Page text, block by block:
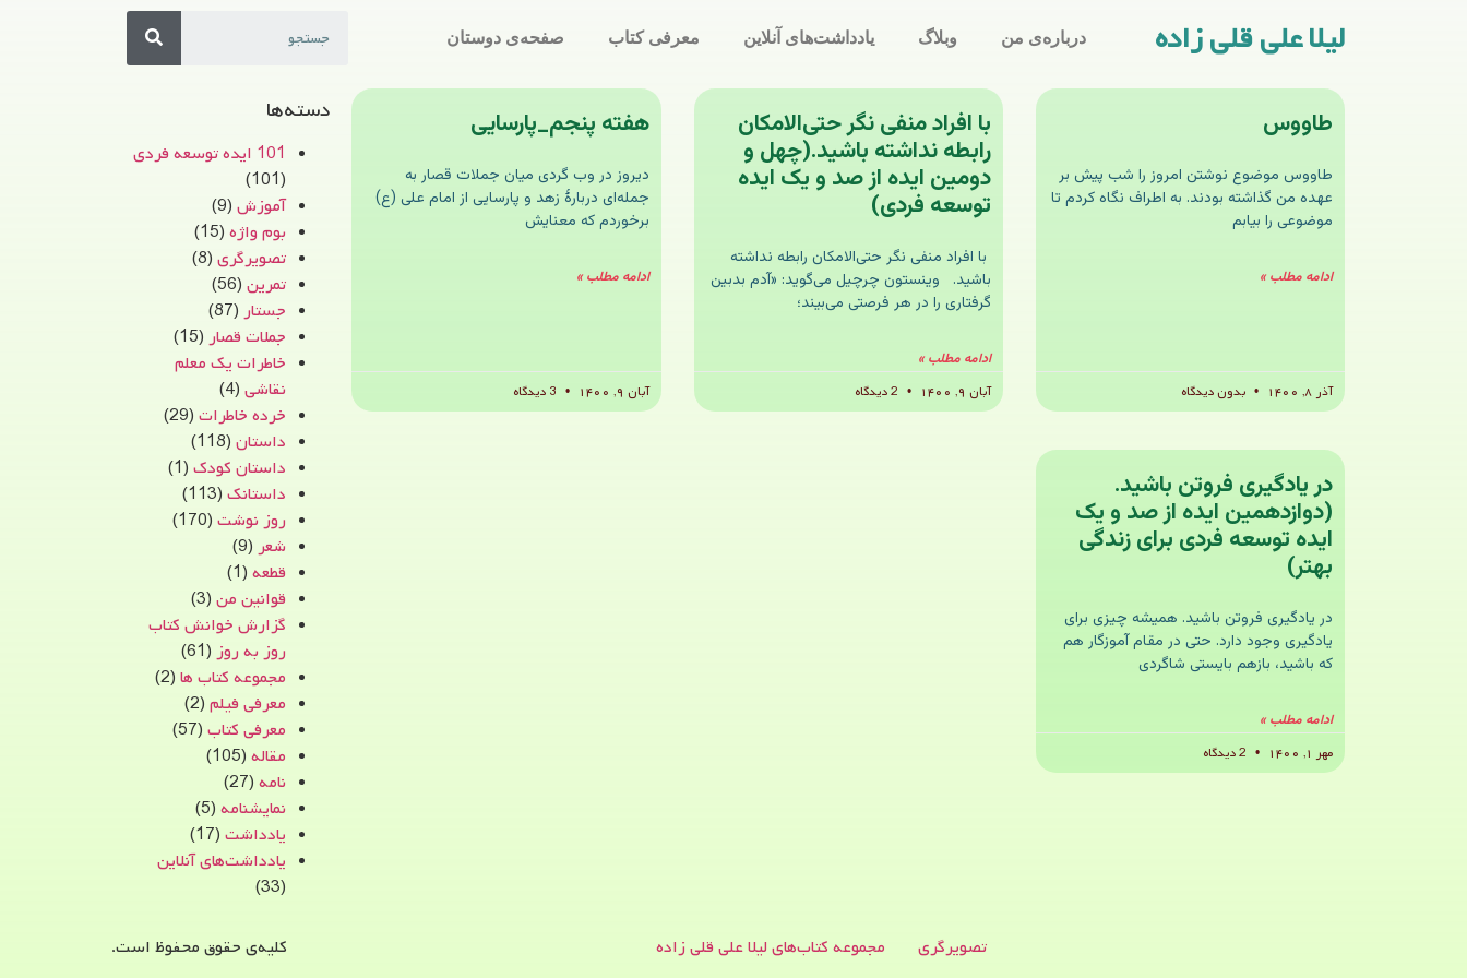
لیلا علی قلی زاده درباره‌ی من وبلاگ یادداشت‌های آنلاین معرفی کتاب صفحه‌ی دوستان
طاووس
طاووس موضوع نوشتن امروز را شب پیش‌ بر
عهده من گذاشته بودند. به اطراف نگاه کردم تا
موضوعی را بیابم
ادامه مطلب »
آذر ۸, ۱۴۰۰ بدون دیدگاه
با افراد منفی نگر حتی‌الامکان
رابطه نداشته باشید.(چهل و
دومین ایده از صد و یک ایده
توسعه فردی)
با افراد منفی نگر حتی‌الامکان رابطه نداشته
باشید. وینستون چرچیل می‌گوید: «آدم بدبین
گرفتاری را در هر فرصتی می‌بیند؛
ادامه مطلب »
آبان ۹, ۱۴۰۰
هفته پنجم_پارسایی
دیروز در وب گردی میان جملات قصار به
جمله‌ای دربارهٔ زهد و پارسایی از امام علی (ع)
برخوردم که معنایش
ادامه مطلب »
آبان ۹, ۱۴۰۰
در یادگیری فروتن باشید.
(دوازدهمین ایده از صد و یک
ایده توسعه فردی برای زندگی
بهتر)
در یادگیری فروتن باشید. همیشه چیزی برای
یادگیری وجود دارد. حتی در مقام آموزگار هم
که باشید، بازهم بایستی شاگردی
ادامه مطلب »
مهر ۱, ۱۴۰۰
دسته‌ها
101 ایده توسعه فردی
(101)
آموزش(9)
بوم واژه(15)
تصویرگری(8)
تمرین(56)
جستار(87)
جملات قصار(15)
خاطرات یک معلم
نقاشی(4)
خرده خاطرات(29)
داستان(118)
داستان کودک(1)
داستانک(113)
روز نوشت(170)
شعر(9)
قطعه(1)
قوانین من(3)
گزارش خوانش کتاب
روز به روز(61)
مجموعه کتاب ها(2)
معرفی فیلم(2)
معرفی کتاب(57)
مقاله(105)
نامه(27)
نمایشنامه(5)
یادداشت(17)
یادداشت‌های آنلاین
(33)
تصویرگری مجموعه کتاب‌های لیلا علی قلی زاده کلیه‌ی حقوق محفوظ است.